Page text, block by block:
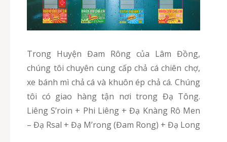
Trong Huyện Đam Rông của Lâm Đồng,
chúng tôi chuyên cung cấp chả cá chiên chợ,
xe bánh mì chả cá và khuôn ép chả cá. Chúng
tôi có giao hàng tận nơi trong Đạ Tông.
Liêng S’roin + Phi Liêng + Đạ Knàng Rô Men
– Đạ Rsal + Đạ M’rong (Đam Rong) + Đạ Long